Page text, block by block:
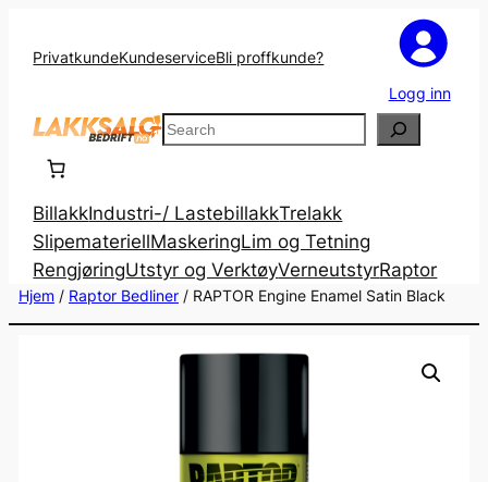
PrivatkundeKundeserviceBli proffkunde?
Logg inn
Search
BillakkIndustri-/ LastebillakkTrelakk
SlipemateriellMaskeringLim og Tetning
RengjøringUtstyr og VerktøyVerneutstyrRaptor
Hjem/ Raptor Bedliner/ RAPTOR Engine Enamel Satin Black